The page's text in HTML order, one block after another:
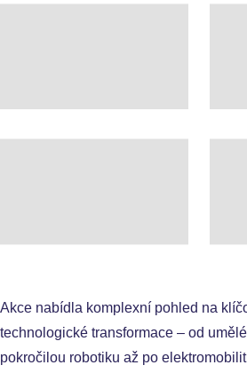
Akce nabídla komplexní pohled na
technologické transformace – od
pokročilou robotiku až po